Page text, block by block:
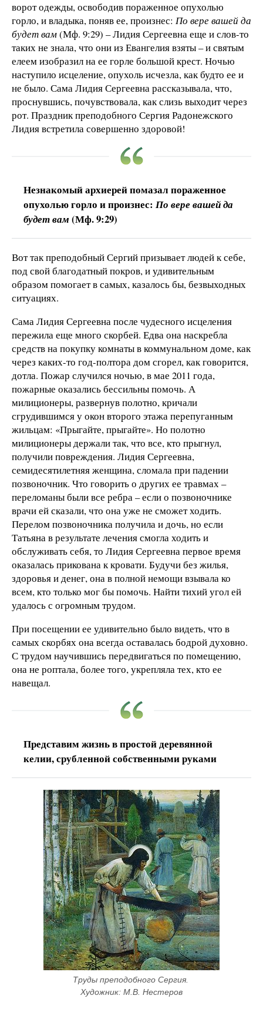
ворот одежды, освободив пораженное опухолью
горло, и владыка, поняв ее, произнес: По вере вашей да
будет вам(Мф. 9:29) – Лидия Сергеевна еще и слов-то
таких не знала, что они из Евангелия взяты – и святым
елеем изобразил на ее горле большой крест. Ночью
наступило исцеление, опухоль исчезла, как будто ее и
не было. Сама Лидия Сергеевна рассказывала, что,
проснувшись, почувствовала, как слизь выходит через
рот. Праздник преподобного Сергия Радонежского
Лидия встретила совершенно здоровой!
Незнакомый архиерей помазал пораженное
опухолью горло и произнес: По вере вашей да
будет вам (Мф. 9:29)
Вот так преподобный Сергий призывает людей к себе,
под свой благодатный покров, и удивительным
образом помогает в самых, казалось бы, безвыходных
ситуациях.
Сама Лидия Сергеевна после чудесного исцеления
пережила еще много скорбей. Едва она наскребла
средств на покупку комнаты в коммунальном доме, как
через каких-то год-полтора дом сгорел, как говорится,
дотла. Пожар случился ночью, в мае 2011 года,
пожарные оказались бессильны помочь. А
милиционеры, развернув полотно, кричали
сгрудившимся у окон второго этажа перепуганным
жильцам: «Прыгайте, прыгайте». Но полотно
милиционеры держали так, что все, кто прыгнул,
получили повреждения. Лидия Сергеевна,
семидесятилетняя женщина, сломала при падении
позвоночник. Что говорить о других ее травмах –
переломаны были все ребра – если о позвоночнике
врачи ей сказали, что она уже не сможет ходить.
Перелом позвоночника получила и дочь, но если
Татьяна в результате лечения смогла ходить и
обслуживать себя, то Лидия Сергеевна первое время
оказалась прикована к кровати. Будучи без жилья,
здоровья и денег, она в полной немощи взывала ко
всем, кто только мог бы помочь. Найти тихий угол ей
удалось с огромным трудом.
При посещении ее удивительно было видеть, что в
самых скорбях она всегда оставалась бодрой духовно.
С трудом научившись передвигаться по помещению,
она не роптала, более того, укрепляла тех, кто ее
навещал.
Представим жизнь в простой деревянной
келии, срубленной собственными руками
Труды преподобного Сергия.
Художник: М.В. Нестеров